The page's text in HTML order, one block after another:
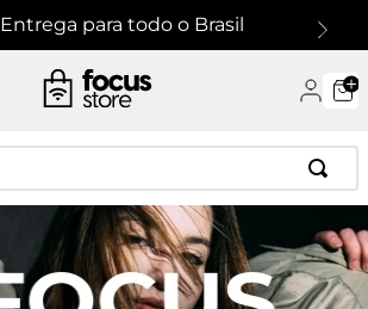
Entrega para todo o Brasil